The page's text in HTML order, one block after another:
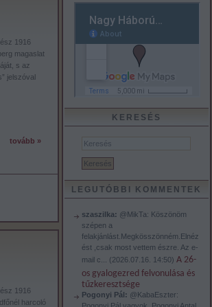
1916
magaslat
s az
jelszóval
tovább »
1916
harcoló
KERESÉS
LEGUTÓBBI KOMMENTEK
szaszilka: @MikTa: Köszönöm
szépen a
felakjánlást.Megkösszönném.Elnéz
ést ,csak most vettem észre. Az e-
mail c...
(2026.07.16. 14:50) A 26-
os gyalogezred felvonulása és
tűzkeresztsége
Pogonyi Pál: @KabaEszter: